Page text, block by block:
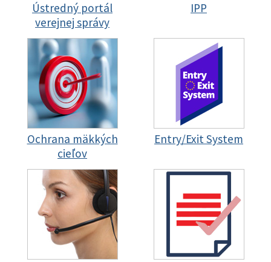
Ústredný portál
verejnej správy
IPP
Ochrana mäkkých
cieľov
Entry/Exit System